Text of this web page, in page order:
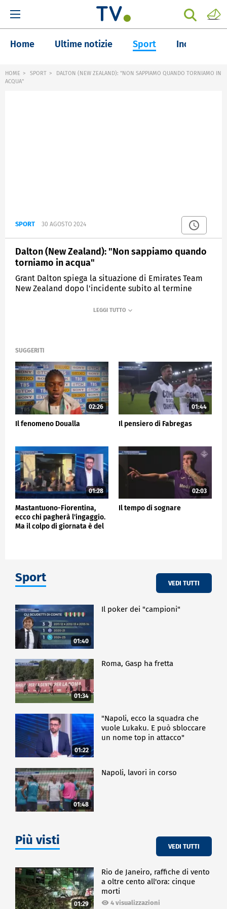
Home Ultime notizie Sport Inchieste
HOME SPORT
DALTON (NEW ZEALAND): "NON SAPPIAMO QUANDO TORNIAMO IN
ACQUA"
SPORT 30 AGOSTO 2024
Dalton (New Zealand): "Non sappiamo quando
torniamo in acqua"
Grant Dalton spiega la situazione di Emirates Team
New Zealand dopo l'incidente subito al termine
SUGGERITI
02:26
Il fenomeno Doualla
01:44
Il pensiero di Fabregas
01:28
Mastantuono-Fiorentina,
ecco chi pagherà l'ingaggio.
Ma il colpo di giornata è del
02:03
Il tempo di sognare
Sport VEDI TUTTI
01:40
Il poker dei "campioni"
01:34
Roma, Gasp ha fretta
01:22
"Napoli, ecco la squadra che
vuole Lukaku. E può sbloccare
un nome top in attacco"
01:48
Napoli, lavori in corso
Più visti VEDI TUTTI
01:29
Rio de Janeiro, raffiche di vento
a oltre cento all'ora: cinque
morti
4 visualizzazioni